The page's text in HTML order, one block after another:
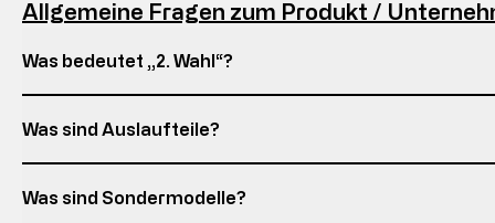
Allgemeine Fragen zum Produkt /
Was bedeutet „2. Wahl“?
Was sind Auslaufteile?
Was sind Sondermodelle?